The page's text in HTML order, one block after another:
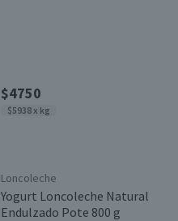
$4750
$5938 x kg
Loncoleche
Yogurt Loncoleche Natural
Endulzado Pote 800 g